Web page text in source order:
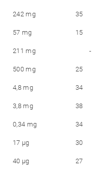
242 mg 35
57 mg 15
211 mg -
500 mg 25
4,8 mg 34
3,8 mg 38
0,34 mg 34
17 μg 30
40 μg 27